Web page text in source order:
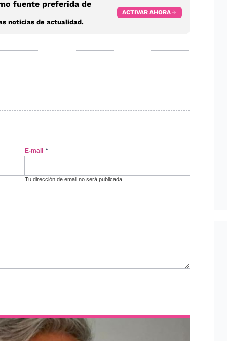
fuente preferida de
noticias de actualidad.
ACTIVAR AHORA
E-mail *
Tu dirección de email no será publicada.